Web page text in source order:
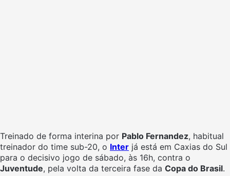
Treinado de forma interina por Pablo Fernandez, habitual
treinador do time sub-20, o Inter já está em Caxias do Sul
para o decisivo jogo de sábado, às 16h, contra o
Juventude, pela volta da terceira fase da Copa do Brasil.